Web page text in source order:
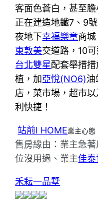
客面色蒼白，甚至
正在建造地鐵7、9
夜地下幸福樂章商
東敦美交道路，10
台北雙星配套舉措
植，加亞悅(NO6)油
店，菜市場，超市
利快捷！
站前I HOME業主心態
售房緣由：業主急
位沒用過、業主佳
禾耘一品墅